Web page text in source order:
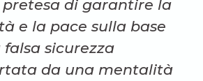
pretesa di garantire la
e la pace sulla base
sicurezza
da una mentalità